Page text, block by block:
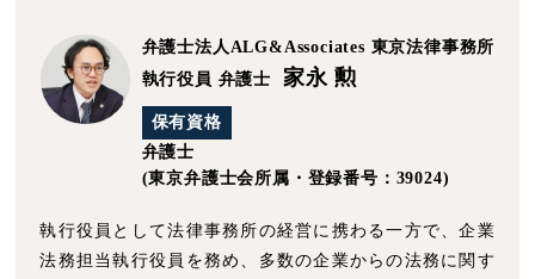
弁護士法人ALG&Associates 東京法律事務所
執行役員 弁護士
家永 勲
保有資格
弁護士
(東京弁護士会所属・登録番号：39024)
執行役員として法律事務所の経営に携わる一方で、企業
法務担当執行役員を務め、多数の企業からの法務に関す